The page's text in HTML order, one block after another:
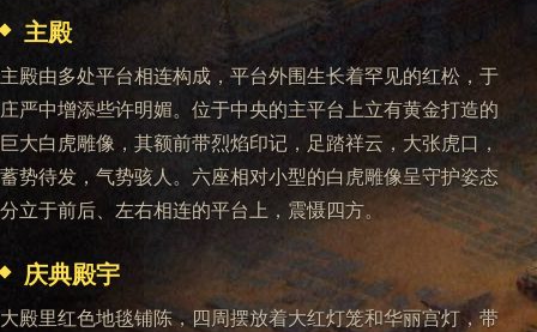
主殿
主殿由多处平台相连构成，平台外围生长着罕见的红松，于
庄严中增添些许明媚。位于中央的主平台上立有黄金打造的
巨大白虎雕像，其额前带烈焰印记，足踏祥云，大张虎口，
蓄势待发，气势骇人。六座相对小型的白虎雕像呈守护姿态
分立于前后、左右相连的平台上，震慑四方。
庆典殿宇
大殿里红色地毯铺陈，四周摆放着大红灯笼和华丽宫灯，带